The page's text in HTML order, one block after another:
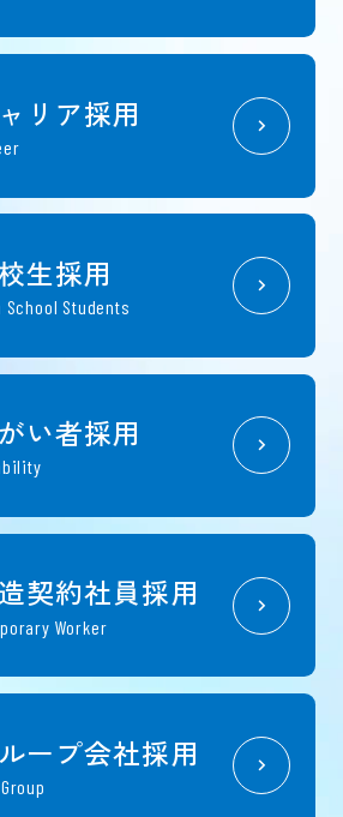
リア採用
生採用
School Students
い者採用
契約社員採用
Worker
ープ会社採用